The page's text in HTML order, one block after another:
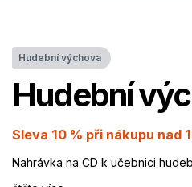
Hudební výchova
Hudební
Sleva 10 % při nákupu nad
Nahrávka na CD k učebnici